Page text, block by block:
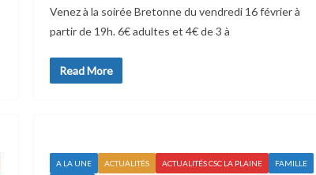
Venez à la soirée Bretonne du vendredi 16 février à
partir de 19h. 6€ adultes et 4€ de 3 à
Read More
A LA UNE ACTUALITÉS ACTUALITÉS CSC LA PLAINE FAMILLE